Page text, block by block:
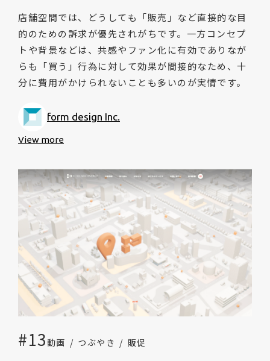
店舗空間では、どうしても「販売」など直接的な目
的のための訴求が優先されがちです。一方コンセプ
トや背景などは、共感やファン化に有効でありなが
らも「買う」行為に対して効果が間接的なため、十
分に費用がかけられないことも多いのが実情です。
form design Inc.
View more
#13 動画 つぶやき 販促